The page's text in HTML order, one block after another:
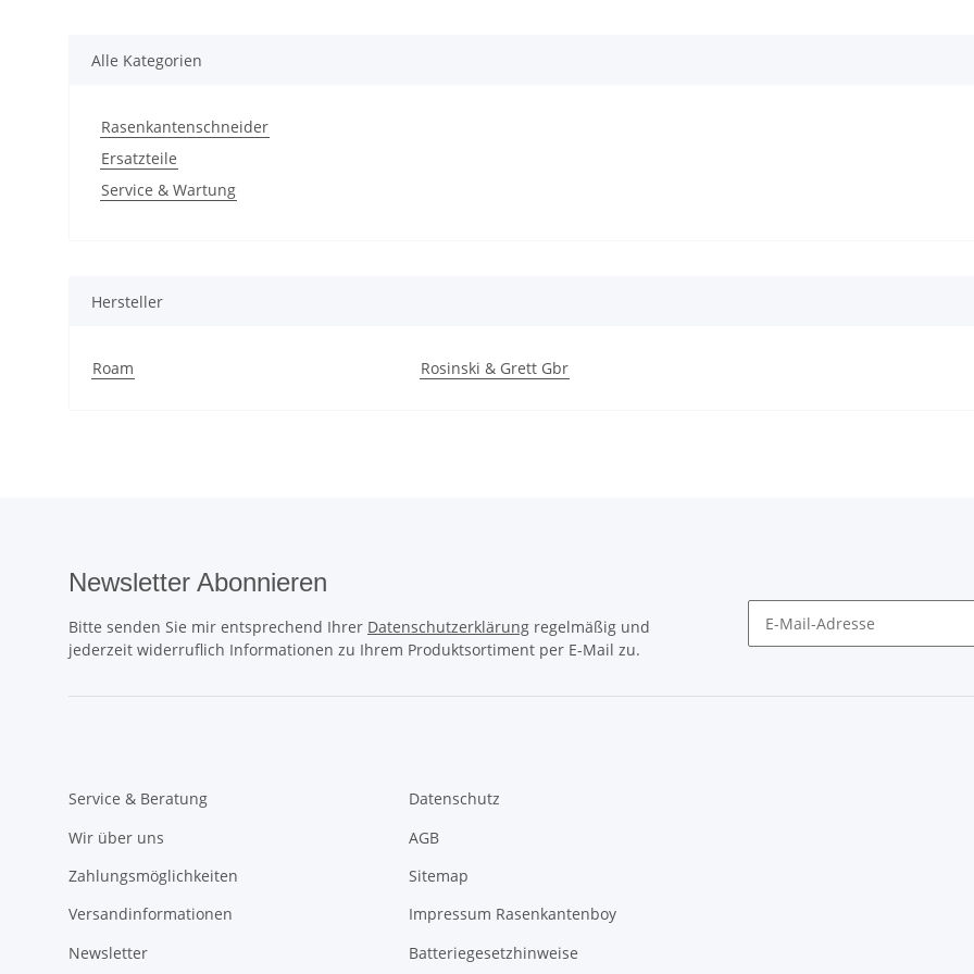
Alle Kategorien
Rasenkantenschneider
Ersatzteile
Service & Wartung
Hersteller
Roam Rosinski & Grett Gbr
Newsletter Abonnieren
Bitte senden Sie mir entsprechend Ihrer Datenschutzerklärung regelmäßig und
jederzeit widerruflich Informationen zu Ihrem Produktsortiment per E-Mail zu.
Service & Beratung
Wir über uns
Zahlungsmöglichkeiten
Versandinformationen
Newsletter
Datenschutz
AGB
Sitemap
Impressum Rasenkantenboy
Batteriegesetzhinweise